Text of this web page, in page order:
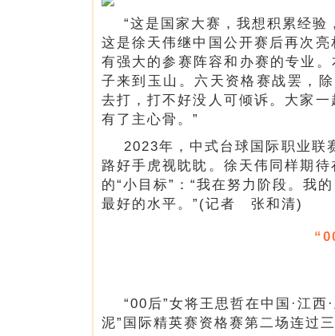
“这是国家大赛，我想积累经验
这是徐天伟继中国公开赛后再次
有强大的参赛阵容和办赛的专业
子来到玉山。六天资格赛战罢，
去打，打不好没人可倾诉。大家
有了主心骨。”
2023年，中式台球国际职业联
路好手虎视眈眈。徐天伟同样期
的“小目标”：“我在努力阶段。我
最好的水平。”(记者 张和清)
“00后”女将王思哲在中国·江
泥”国际精英赛资格赛第二场连过